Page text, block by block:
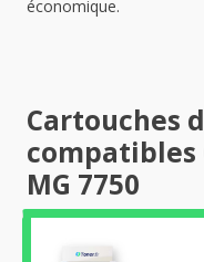
économique.
Cartouches
compatibles
MG 7750